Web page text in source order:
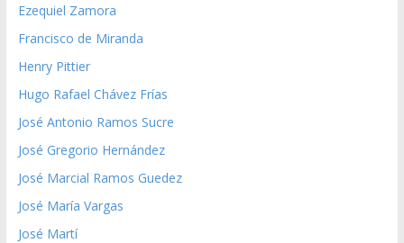
Ezequiel Zamora
Francisco de Miranda
Henry Pittier
Hugo Rafael Chávez Frías
José Antonio Ramos Sucre
José Gregorio Hernández
José Marcial Ramos Guedez
José María Vargas
José Martí